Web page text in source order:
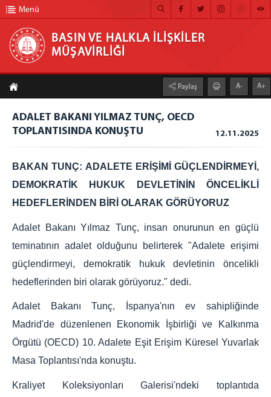
BASIN VE HALKLA İLİŞKİLER MÜŞAVİRLİĞİ
ANA SAYFA
MÜŞAVİRLİĞİMİZ
HABER ARŞİVİ
FOTOĞRAF ARŞİVİ
Menü
BASIN VE HALKLA İLİŞKİLER
MÜŞAVİRLİĞİ
Paylaş A- A+
ADALET BAKANI YILMAZ TUNÇ, OECD
TOPLANTISINDA KONUŞTU
12.11.2025
BAKAN TUNÇ: ADALETE ERİŞİMİ GÜÇLENDİRMEYİ,
DEMOKRATİK HUKUK DEVLETİNİN ÖNCELİKLİ
HEDEFLERİNDEN BİRİ OLARAK GÖRÜYORUZ
Adalet Bakanı Yılmaz Tunç, insan onurunun en güçlü
teminatının adalet olduğunu belirterek "Adalete erişimi
güçlendirmeyi, demokratik hukuk devletinin öncelikli
hedeflerinden biri olarak görüyoruz." dedi.
Adalet Bakanı Tunç, İspanya'nın ev sahipliğinde
Madrid'de düzenlenen Ekonomik İşbirliği ve Kalkınma
Örgütü (OECD) 10. Adalete Eşit Erişim Küresel Yuvarlak
Masa Toplantısı'nda konuştu.
Kraliyet Koleksiyonları Galerisi'ndeki toplantıda